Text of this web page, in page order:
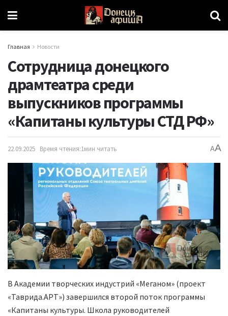
Главная Новости
Сотрудница донецкого
драмтеатра среди
выпускников программы
«Капитаны культуры СТД РФ»
22.09.2025 Время чтения:1мин читать AA
В Академии творческих индустрий «Меганом» (проект
«Таврида.АРТ») завершился второй поток программы
«Капитаны культуры. Школа руководителей